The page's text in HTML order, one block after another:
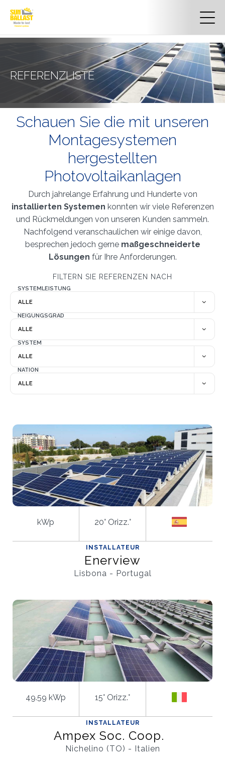
REFERENZLISTE
Schauen Sie die mit unseren
Montagesystemen
hergestellten
Photovoltaikanlagen
Durch jahrelange Erfahrung und Hunderte von
installierten Systemen konnten wir viele Referenzen
und Rückmeldungen von unseren Kunden sammeln.
Nachfolgend veranschaulichen wir einige davon,
besprechen jedoch gerne maßgeschneiderte
Lösungen für Ihre Anforderungen.
FILTERN SIE REFERENZEN NACH
SYSTEMLEISTUNG
NEIGUNGSGRAD
SYSTEM
NATION
kWp 20° Orizz.°
INSTALLATEUR
Enerview
Lisbona - Portugal
49.59 kWp 15° Orizz.°
INSTALLATEUR
Ampex Soc. Coop.
Nichelino (TO) - Italien